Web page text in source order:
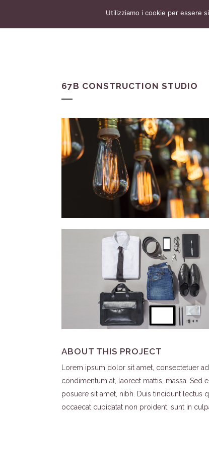
67B CONSTRUCTION STUDIO
ABOUT THIS PROJECT
Lorem ipsum dolor sit amet, consectetuer
condimentum at, laoreet mattis, massa. Sed
posuere sit amet, nibh. Duis tincidunt lectus
occaecat cupidatat non proident, sunt in
Utilizziamo i cookie per essere